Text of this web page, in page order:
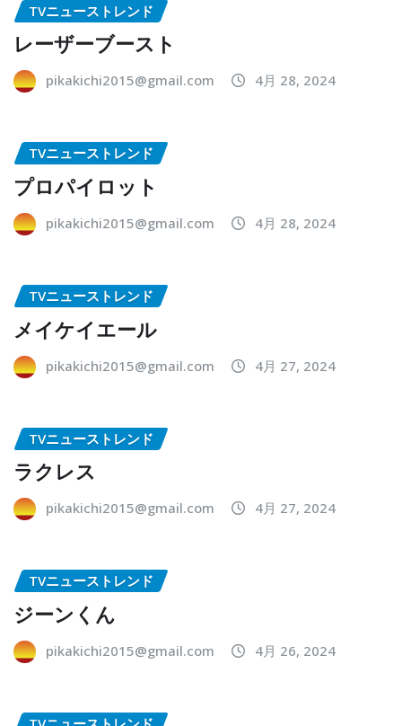
TVニューストレンド
レーザーブースト
pikakichi2015@gmail.com 4月 28, 2024
TVニューストレンド
プロパイロット
pikakichi2015@gmail.com 4月 28, 2024
TVニューストレンド
メイケイエール
pikakichi2015@gmail.com 4月 27, 2024
TVニューストレンド
ラクレス
pikakichi2015@gmail.com 4月 27, 2024
TVニューストレンド
ジーンくん
pikakichi2015@gmail.com 4月 26, 2024